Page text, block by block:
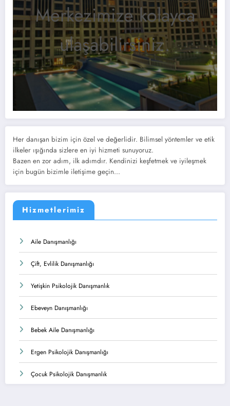
Merkezimize kolayca
ulaşabilirsiniz.
Her danışan bizim için özel ve değerlidir. Bilimsel yöntemler ve etik
ilkeler ışığında sizlere en iyi hizmeti sunuyoruz.
Bazen en zor adım, ilk adımdır. Kendinizi keşfetmek ve iyileşmek
için bugün bizimle iletişime geçin...
Hizmetlerimiz
Aile Danışmanlığı
Çift, Evlilik Danışmanlığı
Yetişkin Psikolojik Danışmanlık
Ebeveyn Danışmanlığı
Bebek Aile Danışmanlığı
Ergen Psikolojik Danışmanlığı
Çocuk Psikolojik Danışmanlık